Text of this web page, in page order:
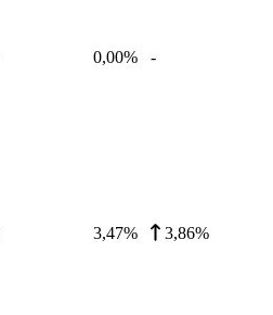
0,00% -
3,47% 3,86%